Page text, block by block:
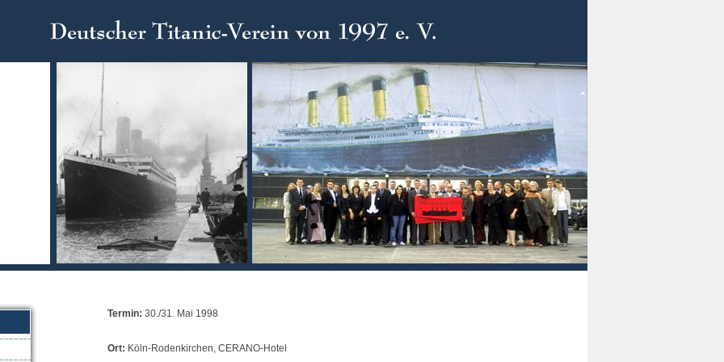
Termin: 30./31. Mai 1998
Ort: Köln-Rodenkirchen, CERANO-Hotel